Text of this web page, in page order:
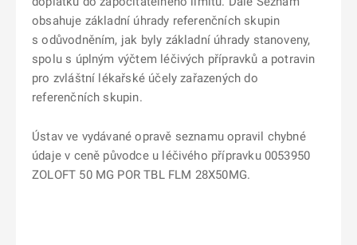
obsahuje základní úhrady referenčních skupin
s odůvodněním, jak byly základní úhrady stanoveny,
spolu s úplným výčtem léčivých přípravků a potravin
pro zvláštní lékařské účely zařazených do
referenčních skupin.
Ústav ve vydávané opravě seznamu opravil chybné
údaje v ceně původce u léčivého přípravku 0053950
ZOLOFT 50 MG POR TBL FLM 28X50MG.